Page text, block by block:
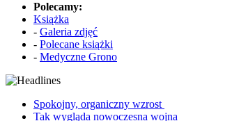
Polecamy:
Książka
- Galeria zdjęć
- Polecane książki
- Medyczne Grono
Spokojny, organiczny wzrost
Tak wygląda nowoczesna wojna